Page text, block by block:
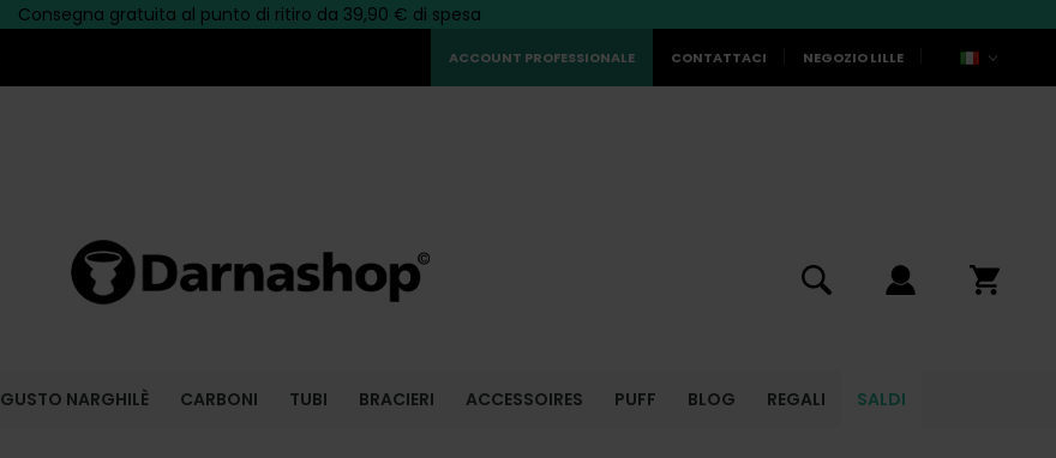
ScopriLA PROMOdel momento!>>
Consegna gratuita al punto di ritiro da 39,90 € di spesa
Paga in più rate con Alma
NEGOZIO LILLE
CONTATTACI
ACCOUNT PROFESSIONALE
GUSTO NARGHILÈ CARBONI TUBI BRACIERI ACCESSOIRES PUFF BLOG REGALI SALDI